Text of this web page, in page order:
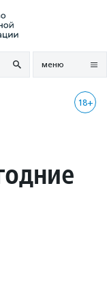
меню
18+